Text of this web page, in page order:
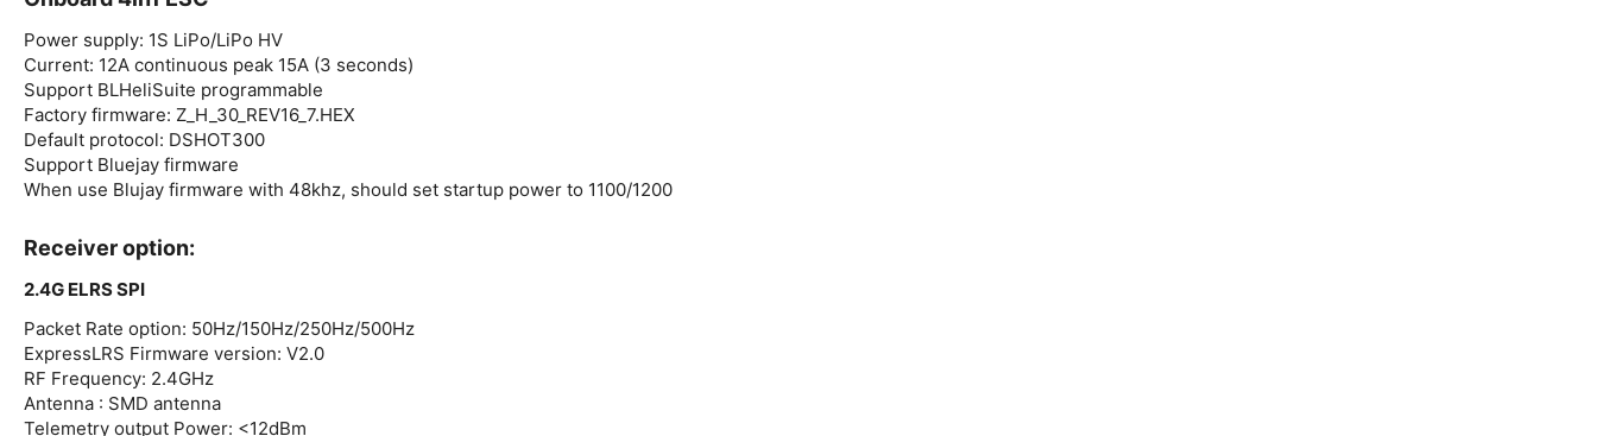
Power supply: 1S LiPo/LiPo HV
Current: 12A continuous peak 15A (3 seconds)
Support BLHeliSuite programmable
Factory firmware: Z_H_30_REV16_7.HEX
Default protocol: DSHOT300
Support Bluejay firmware
When use Blujay firmware with 48khz, should set startup power to 1100/1200
Receiver option:
2.4G ELRS SPI
Packet Rate option: 50Hz/150Hz/250Hz/500Hz
ExpressLRS Firmware version: V2.0
RF Frequency: 2.4GHz
Antenna : SMD antenna
Telemetry output Power: <12dBm